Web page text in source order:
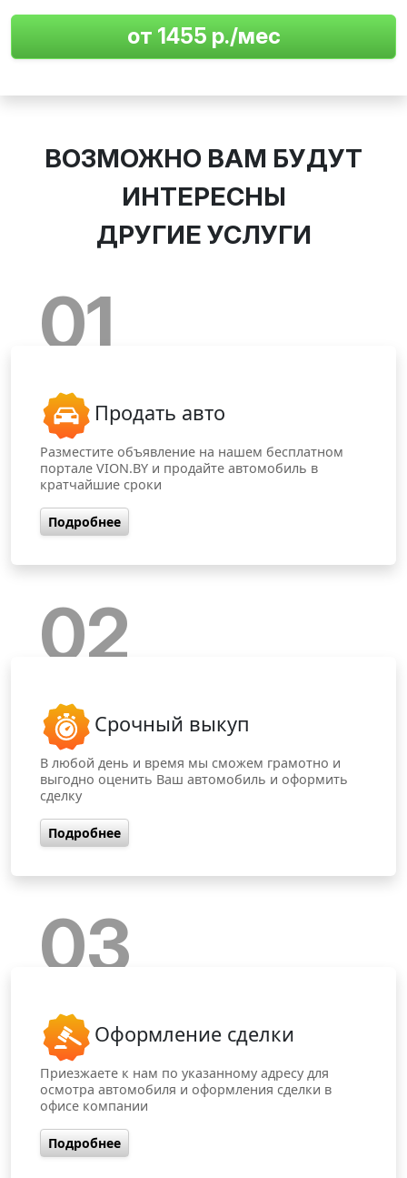
от 1455 р./мес
ВОЗМОЖНО ВАМ БУДУТ
ИНТЕРЕСНЫ
ДРУГИЕ УСЛУГИ
01
Продать авто
Разместите объявление на нашем бесплатном
портале VION.BY и продайте автомобиль в
кратчайшие сроки
Подробнее
02
Срочный выкуп
В любой день и время мы сможем грамотно и
выгодно оценить Ваш автомобиль и оформить
сделку
Подробнее
03
Оформление сделки
Приезжаете к нам по указанному адресу для
осмотра автомобиля и оформления сделки в
офисе компании
Подробнее